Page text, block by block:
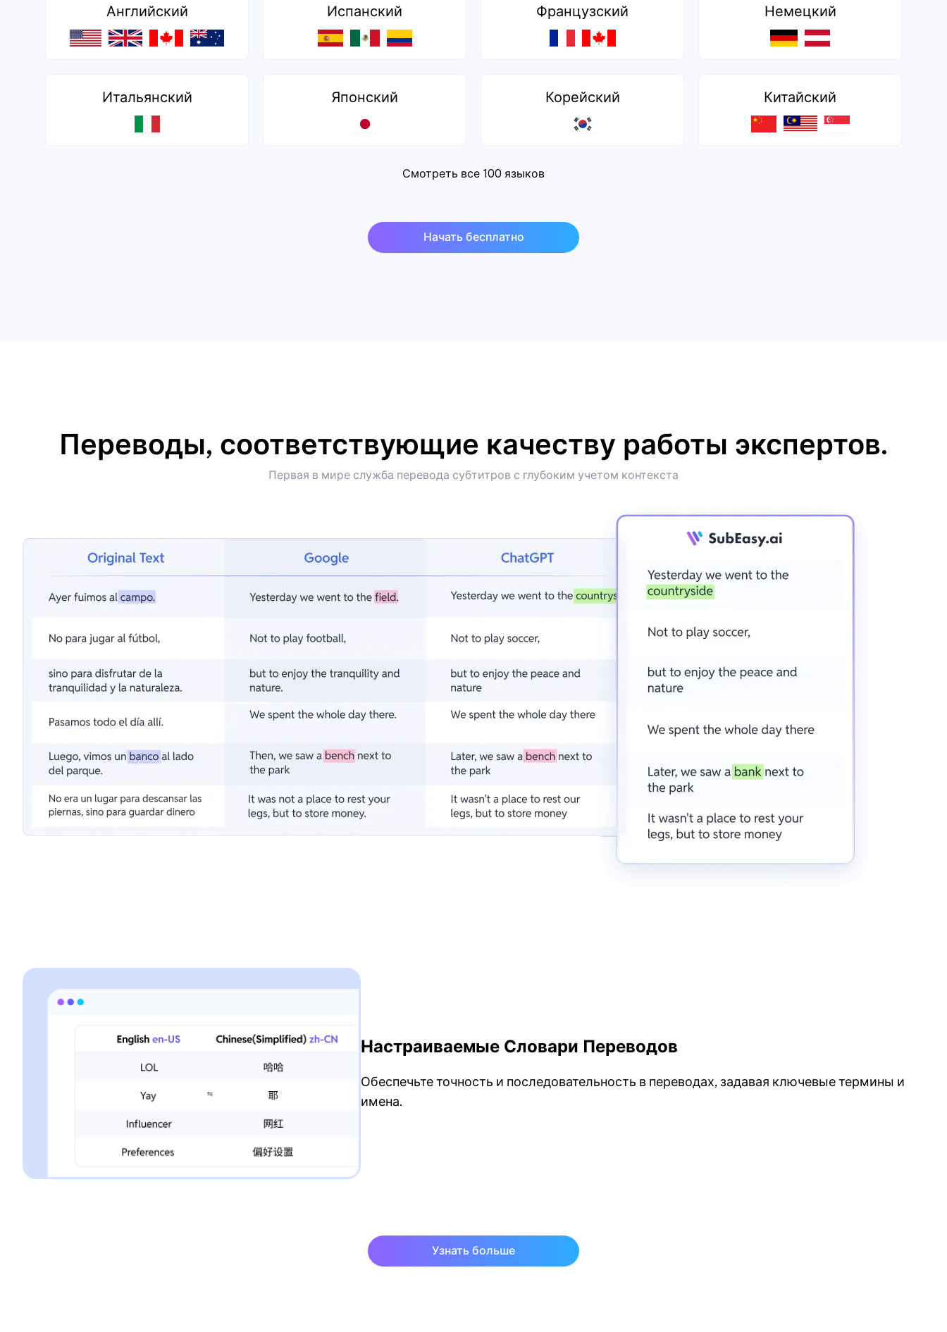
Английский Испанский Французский Немецкий
Итальянский Японский Корейский Китайский
Смотреть все 100 языков
Начать бесплатно
Переводы, соответствующие качеству работы экспертов.
Первая в мире служба перевода субтитров с глубоким учетом контекста
Настраиваемые Словари Переводов
Обеспечьте точность и последовательность в переводах, задавая ключевые термины и
имена.
Узнать больше